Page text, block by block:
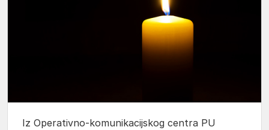
Iz Operativno-komunikacijskog centra PU